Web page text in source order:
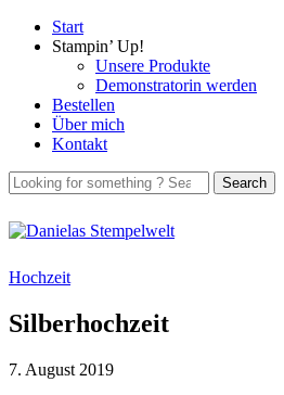
Start
Stampin’ Up!
Unsere Produkte
Demonstratorin werden
Bestellen
Über mich
Kontakt
Hochzeit
Silberhochzeit
7. August 2019